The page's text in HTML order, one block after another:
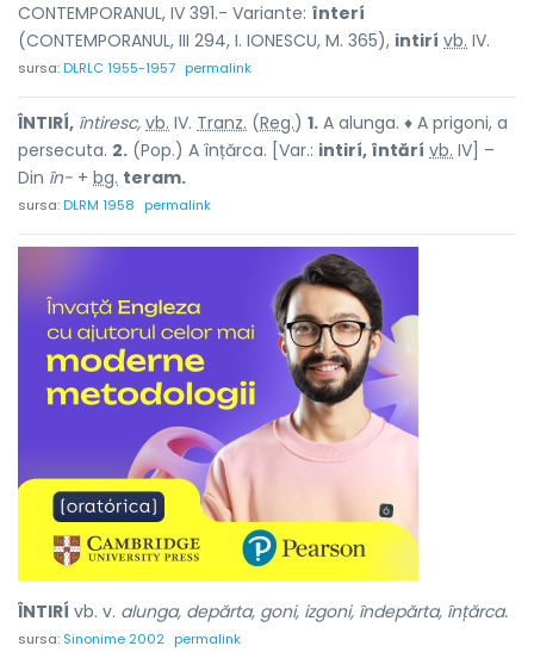
CONTEMPORANUL, IV 391.- Variante: înterí
(CONTEMPORANUL, III 294, I. IONESCU, M. 365), intirí vb. IV.
sursa:DLRLC 1955-1957 permalink
ÎNTIRÍ, întiresc, vb. IV. Tranz. (Reg.) 1. A alunga. ♦ A prigoni, a
persecuta. 2. (Pop.) A înțărca. [Var.: intirí, întărí vb. IV] –
Din în- + bg. teram.
sursa:DLRM 1958 permalink
ÎNTIRÍ vb. v. alunga, depărta, goni, izgoni, îndepărta, înțărca.
sursa: Sinonime 2002 permalink